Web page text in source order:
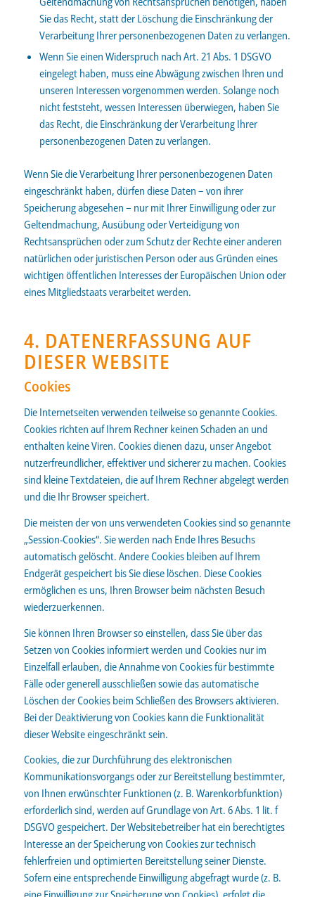
Sie das Recht, statt der Löschung die Einschränkung der
Verarbeitung Ihrer personenbezogenen Daten zu verlangen.
Wenn Sie einen Widerspruch nach Art. 21 Abs. 1 DSGVO
eingelegt haben, muss eine Abwägung zwischen Ihren und
unseren Interessen vorgenommen werden. Solange noch
nicht feststeht, wessen Interessen überwiegen, haben Sie
das Recht, die Einschränkung der Verarbeitung Ihrer
personenbezogenen Daten zu verlangen.
Wenn Sie die Verarbeitung Ihrer personenbezogenen Daten
eingeschränkt haben, dürfen diese Daten – von ihrer
Speicherung abgesehen – nur mit Ihrer Einwilligung oder zur
Geltendmachung, Ausübung oder Verteidigung von
Rechtsansprüchen oder zum Schutz der Rechte einer anderen
natürlichen oder juristischen Person oder aus Gründen eines
wichtigen öffentlichen Interesses der Europäischen Union oder
eines Mitgliedstaats verarbeitet werden.
4. DATENERFASSUNG AUF
DIESER WEBSITE
Cookies
Die Internetseiten verwenden teilweise so genannte Cookies.
Cookies richten auf Ihrem Rechner keinen Schaden an und
enthalten keine Viren. Cookies dienen dazu, unser Angebot
nutzerfreundlicher, effektiver und sicherer zu machen. Cookies
sind kleine Textdateien, die auf Ihrem Rechner abgelegt werden
und die Ihr Browser speichert.
Die meisten der von uns verwendeten Cookies sind so genannte
„Session-Cookies“. Sie werden nach Ende Ihres Besuchs
automatisch gelöscht. Andere Cookies bleiben auf Ihrem
Endgerät gespeichert bis Sie diese löschen. Diese Cookies
ermöglichen es uns, Ihren Browser beim nächsten Besuch
wiederzuerkennen.
Sie können Ihren Browser so einstellen, dass Sie über das
Setzen von Cookies informiert werden und Cookies nur im
Einzelfall erlauben, die Annahme von Cookies für bestimmte
Fälle oder generell ausschließen sowie das automatische
Löschen der Cookies beim Schließen des Browsers aktivieren.
Bei der Deaktivierung von Cookies kann die Funktionalität
dieser Website eingeschränkt sein.
Cookies, die zur Durchführung des elektronischen
Kommunikationsvorgangs oder zur Bereitstellung bestimmter,
von Ihnen erwünschter Funktionen (z. B. Warenkorbfunktion)
erforderlich sind, werden auf Grundlage von Art. 6 Abs. 1 lit. f
DSGVO gespeichert. Der Websitebetreiber hat ein berechtigtes
Interesse an der Speicherung von Cookies zur technisch
fehlerfreien und optimierten Bereitstellung seiner Dienste.
Sofern eine entsprechende Einwilligung abgefragt wurde (z. B.